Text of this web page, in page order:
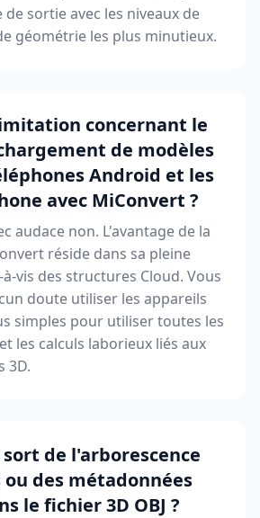
sortie avec les niveaux de
géométrie les plus minutieux.
concernant le
de modèles
Android et les
avec MiConvert ?
audace non. L'avantage de la
réside dans sa pleine
vis des structures Cloud. Vous
doute utiliser les appareils
simples pour utiliser toutes les
les calculs laborieux liés aux
3D.
de l'arborescence
ou des métadonnées
le fichier 3D OBJ ?